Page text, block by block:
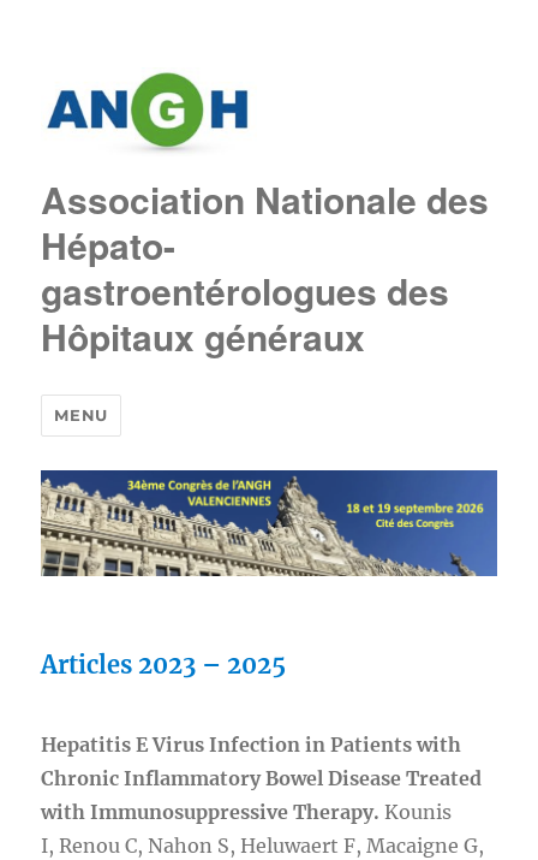
Association Nationale des
Hépato-
gastroentérologues des
Hôpitaux généraux
MENU
Articles 2023 – 2025
Hepatitis E Virus Infection in Patients with
Chronic Inflammatory Bowel Disease Treated
with Immunosuppressive Therapy.Kounis
I, Renou C, Nahon S, Heluwaert F, Macaigne G,